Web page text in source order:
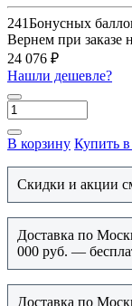
241Бонусных
Вернем при заказе
24 076 ₽
Нашли дешевле?
В корзину Купить
Скидки и акции
Доставка по
000 руб. —
Доставка по